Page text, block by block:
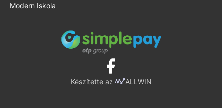
Modern Iskola
Készítette az ALLWIN